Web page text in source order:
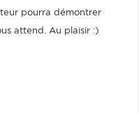
pourra démontrer
attend. Au plaisir :)